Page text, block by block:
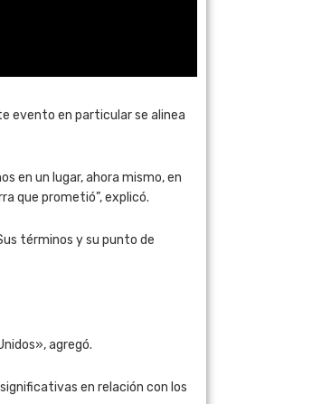
evento en particular se alinea
en un lugar, ahora mismo, en
que prometió”, explicó.
términos y su punto de
agregó.
en relación con los